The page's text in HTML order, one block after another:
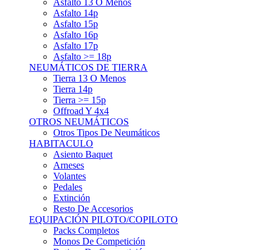
Asfalto 15p
Asfalto 16p
Asfalto 17p
Asfalto >= 18p
NEUMÁTICOS DE TIERRA
Tierra 13 O Menos
Tierra 14p
Tierra >= 15p
Offroad Y 4x4
OTROS NEUMÁTICOS
Otros Tipos De Neumáticos
HABITACULO
Asiento Baquet
Arneses
Volantes
Pedales
Extinción
Resto De Accesorios
EQUIPACIÓN PILOTO/COPILOTO
Packs Completos
Monos De Competición
Botines De Competición
Guantes